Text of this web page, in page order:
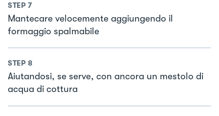
STEP 7
Mantecare velocemente aggiungendo il
formaggio spalmabile
STEP 8
Aiutandosi, se serve, con ancora un mestolo di
acqua di cottura